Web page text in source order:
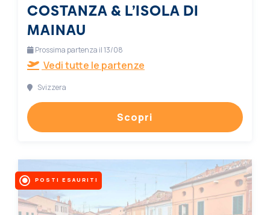
COSTANZA & L’ISOLA DI
MAINAU
Prossima partenza il 13/08
Vedi tutte le partenze
Svizzera
Scopri
POSTI ESAURITI